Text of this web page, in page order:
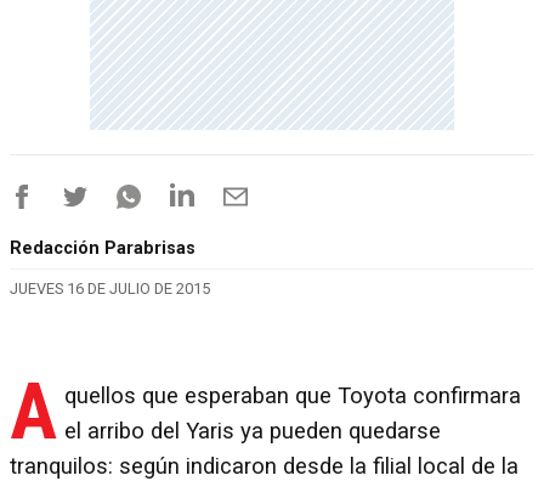
Redacción Parabrisas
JUEVES 16 DE JULIO DE 2015
A quellos que esperaban que Toyota confirmara
el arribo del Yaris ya pueden quedarse
tranquilos: según indicaron desde la filial local de la